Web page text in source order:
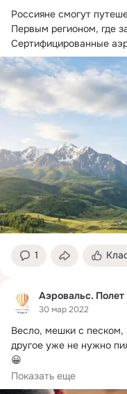
Россияне смогут
Первым регионом, где
Сертифицированные
1
Аэровальс.
30 мар 2022
Весло, мешки с песком,
другое уже не нужно
😀
Однако есть минимум...
Показать еще